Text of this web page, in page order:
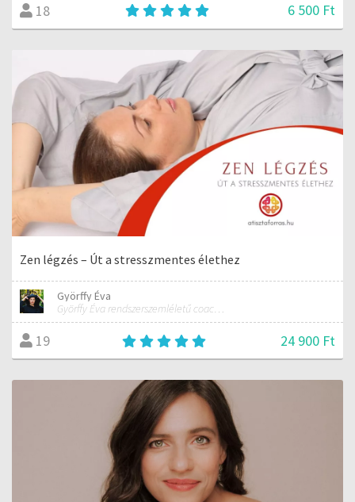
18 6 500 Ft
Zen légzés – Út a stresszmentes élethez
Györffy Éva
19 24 900 Ft